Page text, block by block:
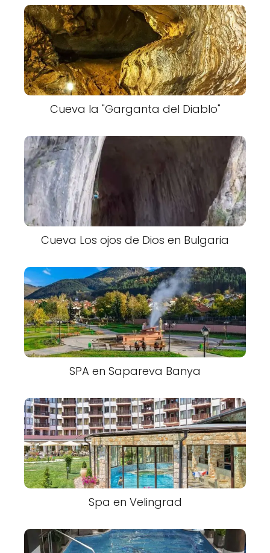
Cueva la "Garganta del Diablo"
Cueva Los ojos de Dios en Bulgaria
SPA en Sapareva Banya
Spa en Velingrad